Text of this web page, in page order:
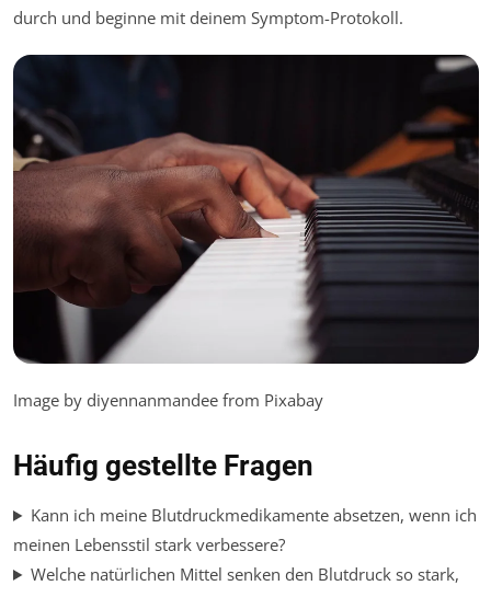
durch und beginne mit deinem Symptom-Protokoll.
Image by diyennanmandee from Pixabay
Häufig gestellte Fragen
Kann ich meine Blutdruckmedikamente absetzen, wenn ich
meinen Lebensstil stark verbessere?
Welche natürlichen Mittel senken den Blutdruck so stark,